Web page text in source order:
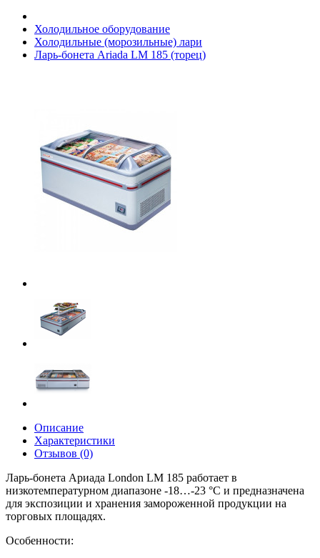
Холодильное оборудование
Холодильные (морозильные) лари
Ларь-бонета Ariada LM 185 (торец)
Описание
Характеристики
Отзывов (0)
Ларь-бонета Ариада London LM 185 работает в
низкотемпературном диапазоне -18…-23 °C и предназначена
для экспозиции и хранения замороженной продукции на
торговых площадях.
Особенности: